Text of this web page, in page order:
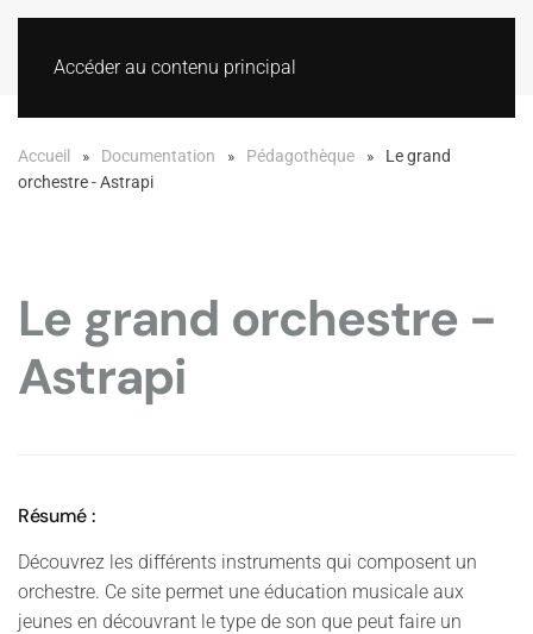
Accéder au contenu principal
Accueil Documentation Pédagothèque
Le grand
orchestre - Astrapi
Le grand orchestre -
Astrapi
Résumé :
Découvrez les différents instruments qui composent un
orchestre. Ce site permet une éducation musicale aux
jeunes en découvrant le type de son que peut faire un